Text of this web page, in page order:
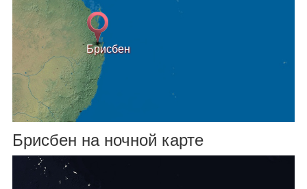
Брисбен
Брисбен на ночной карте